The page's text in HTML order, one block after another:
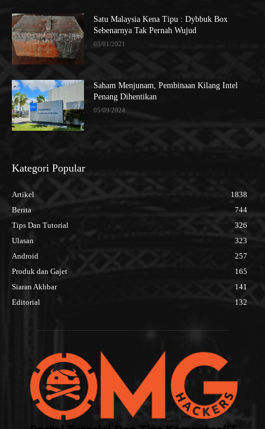
Satu Malaysia Kena Tipu : Dybbuk Box
Sebenarnya Tak Pernah Wujud
03/01/2021
Saham Menjunam, Pembinaan Kilang Intel
Penang Dihentikan
05/09/2024
Kategori Popular
Artikel
1838
Berita
744
Tips Dan Tutorial
326
Ulasan
323
Android
257
Produk dan Gajet
165
Siaran Akhbar
141
Editorial
132